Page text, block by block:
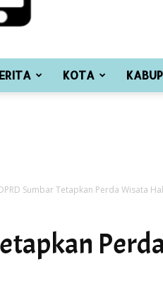
KOTA
Sumbar Tetapkan Perda Wisata